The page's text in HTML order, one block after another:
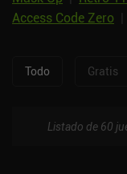
Access Code Zero
Todo Gratis
Listado de 60